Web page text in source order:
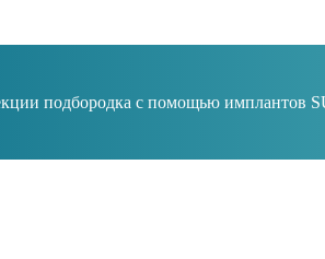
подбородка с помощью имплантов